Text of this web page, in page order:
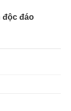
độc đáo